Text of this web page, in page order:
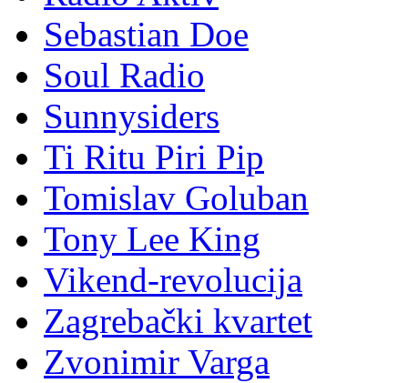
Sebastian Doe
Soul Radio
Sunnysiders
Ti Ritu Piri Pip
Tomislav Goluban
Tony Lee King
Vikend-revolucija
Zagrebački kvartet
Zvonimir Varga